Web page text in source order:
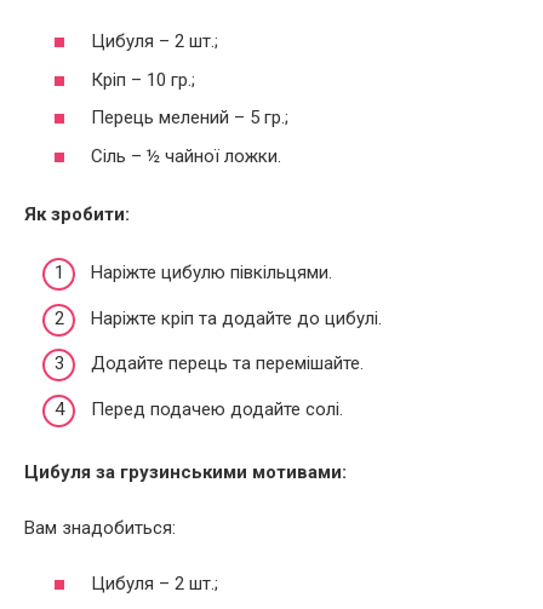
Цибуля – 2 шт.;
Кріп – 10 гр.;
Перець мелений – 5 гр.;
Сіль – ½ чайної ложки.
Як зробити:
Наріжте цибулю півкільцями.
Наріжте кріп та додайте до цибулі.
Додайте перець та перемішайте.
Перед подачею додайте солі.
Цибуля за грузинськими мотивами:
Вам знадобиться:
Цибуля – 2 шт.;